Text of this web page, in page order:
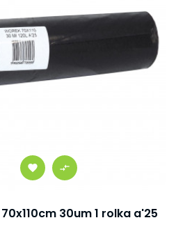
30um 1 rolka a'25